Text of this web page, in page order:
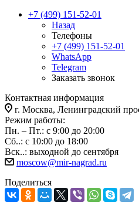
+7 (499) 151-52-01
Назад
Телефоны
+7 (499) 151-52-01
WhatsApp
Telegram
Заказать звонок
Контактная информация
г. Москва, Ленинградский
Режим работы:
Пн. – Пт.: с 9:00 до 20:00
Сб..: с 10:00 до 18:00
Вск..: выходной до сентября
moscow@mir-nagrad.ru
Поделиться